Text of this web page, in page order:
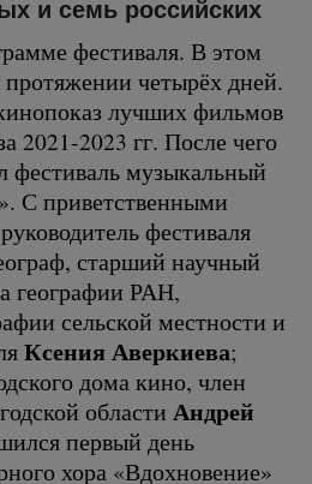
и семь российских
фестиваля. В этом
четырёх дней.
лучших фильмов
2021-2023 гг. После чего
фестиваль музыкальный
С приветственными
фестиваля
старший научный
географии РАН,
сельской местности и
Ксения Аверкиева;
дома кино, член
области Андрей
первый день
хора «Вдохновение»